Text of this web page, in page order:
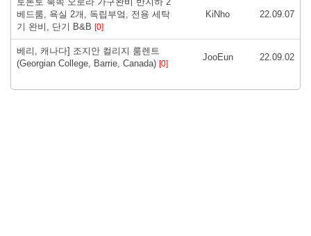
베드룸, 욕실 2개, 독립부엌, 전용 세탁
기 완비, 단기 B&B [0]
KiNho 22.09.07
베리, 캐나다] 조지안 컬리지 룸렌트
(Georgian College, Barrie, Canada) [0]
JooEun 22.09.02